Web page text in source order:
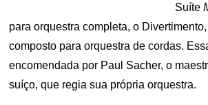
Suíte
para orquestra completa, o
composto para orquestra de cordas.
encomendada por Paul Sacher, o
suíço, que regia sua própria orquestra.